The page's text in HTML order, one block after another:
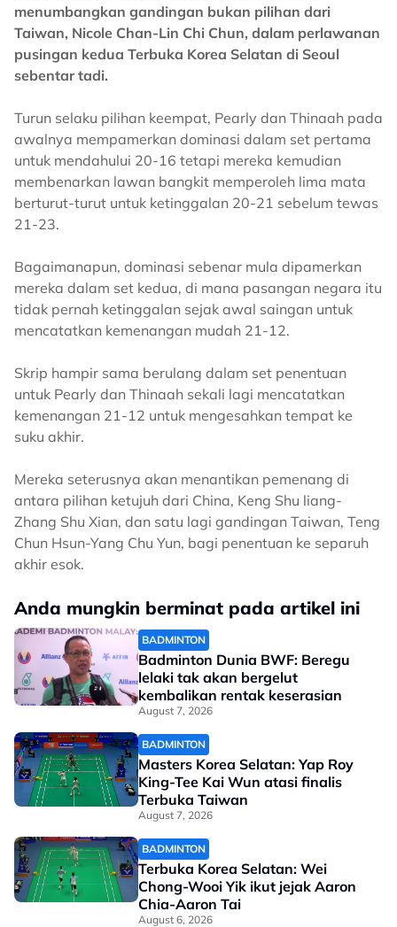
menumbangkan gandingan bukan pilihan dari
Taiwan, Nicole Chan-Lin Chi Chun, dalam perlawanan
pusingan kedua Terbuka Korea Selatan di Seoul
sebentar tadi.
Turun selaku pilihan keempat, Pearly dan Thinaah pada
awalnya mempamerkan dominasi dalam set pertama
untuk mendahului 20-16 tetapi mereka kemudian
membenarkan lawan bangkit memperoleh lima mata
berturut-turut untuk ketinggalan 20-21 sebelum tewas
21-23.
Bagaimanapun, dominasi sebenar mula dipamerkan
mereka dalam set kedua, di mana pasangan negara itu
tidak pernah ketinggalan sejak awal saingan untuk
mencatatkan kemenangan mudah 21-12.
Skrip hampir sama berulang dalam set penentuan
untuk Pearly dan Thinaah sekali lagi mencatatkan
kemenangan 21-12 untuk mengesahkan tempat ke
suku akhir.
Mereka seterusnya akan menantikan pemenang di
antara pilihan ketujuh dari China, Keng Shu liang-
Zhang Shu Xian, dan satu lagi gandingan Taiwan, Teng
Chun Hsun-Yang Chu Yun, bagi penentuan ke separuh
akhir esok.
Anda mungkin berminat pada artikel ini
BADMINTON
Badminton Dunia BWF: Beregu
lelaki tak akan bergelut
kembalikan rentak keserasian
August 7, 2026
BADMINTON
Masters Korea Selatan: Yap Roy
King-Tee Kai Wun atasi finalis
Terbuka Taiwan
August 7, 2026
BADMINTON
Terbuka Korea Selatan: Wei
Chong-Wooi Yik ikut jejak Aaron
Chia-Aaron Tai
August 6, 2026